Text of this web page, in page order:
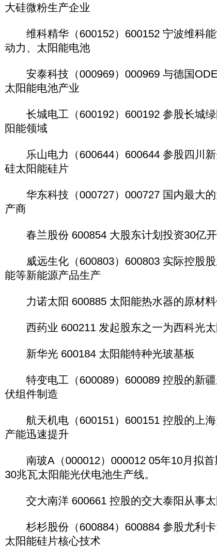
大硅微粉生产企业
维科精华（600152）600152 宁波维科能
动力、太阳能电池
安泰科技（000969）000969 与德国
太阳能电池产业
长城电工（600192）600192 参股长城绿
阳能领域
乐山电力（600644）600644 参股四川新
硅太阳能硅片
华东科技（000727）000727 国内最大的
产商
春兰股份 600854 大股东计划投资30亿
威远生化（600803）600803 实际控股股
能等新能源产品生产
力诺太阳 600885 太阳能热水器的原材料
西药业 600211 发起股东之一为西科光太
新华光 600184 太阳能特种光玻基板
特变电工（600089）600089 控股的新疆
伏组件制造
航天机电（600151）600151 控股的上海
产能迅速提升
南玻A（000012）000012 05年10月拟首
30兆瓦太阳能光伏电池生产线。
交大南洋 600661 控股的交大泰阳从事太
杉杉股份（600884）600884 参股尤利卡
太阳能硅片核心技术